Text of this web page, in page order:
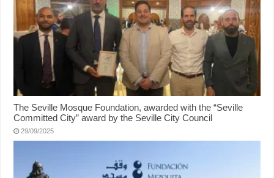
The Seville Mosque Foundation, awarded with the “Seville
Committed City” award by the Seville City Council
29/09/2025